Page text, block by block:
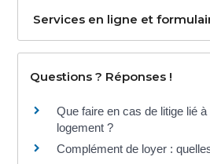
Services en ligne et
Questions ? Réponses !
Que faire en cas de litige lié
logement ?
Complément de loyer :